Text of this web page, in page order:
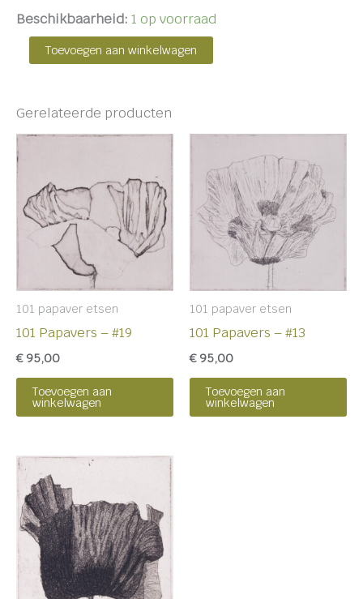
Beschikbaarheid: 1 op voorraad
Toevoegen aan winkelwagen
Gerelateerde producten
101 papaver etsen
101 Papavers – #19
€95,00
Toevoegen aan
winkelwagen
101 papaver etsen
101 Papavers – #13
€95,00
Toevoegen aan
winkelwagen